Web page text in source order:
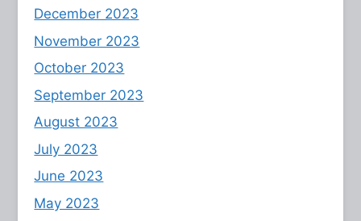
December 2023
November 2023
October 2023
September 2023
August 2023
July 2023
June 2023
May 2023